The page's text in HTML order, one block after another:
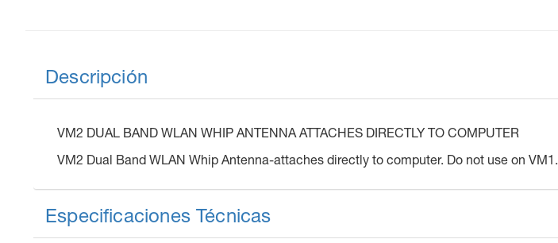
Descripción
VM2 DUAL BAND WLAN WHIP ANTENNA ATTACHES DIRECTLY TO COMPUTER
VM2 Dual Band WLAN Whip Antenna-attaches directly to computer. Do not use on VM1.
Especificaciones Técnicas